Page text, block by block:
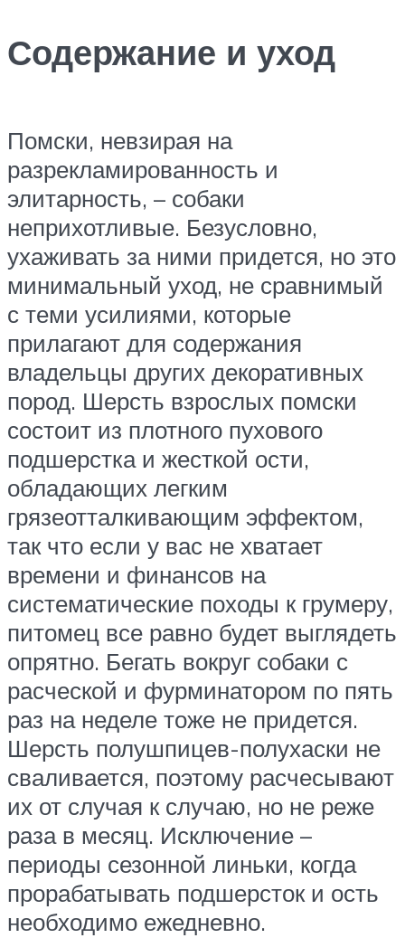
Содержание и уход
Помски, невзирая на
разрекламированность и
элитарность, – собаки
неприхотливые. Безусловно,
ухаживать за ними придется, но это
минимальный уход, не сравнимый
с теми усилиями, которые
прилагают для содержания
владельцы других декоративных
пород. Шерсть взрослых помски
состоит из плотного пухового
подшерстка и жесткой ости,
обладающих легким
грязеотталкивающим эффектом,
так что если у вас не хватает
времени и финансов на
систематические походы к грумеру,
питомец все равно будет выглядеть
опрятно. Бегать вокруг собаки с
расческой и фурминатором по пять
раз на неделе тоже не придется.
Шерсть полушпицев-полухаски не
сваливается, поэтому расчесывают
их от случая к случаю, но не реже
раза в месяц. Исключение –
периоды сезонной линьки, когда
прорабатывать подшерсток и ость
необходимо ежедневно.